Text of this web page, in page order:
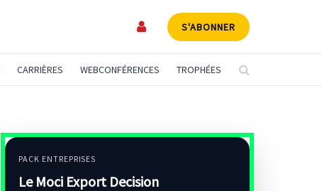
S'ABONNER
CARRIÈRES WEBCONFÉRENCES TROPHÉES
PACK ENTREPRISES
Le Moci Export Decision